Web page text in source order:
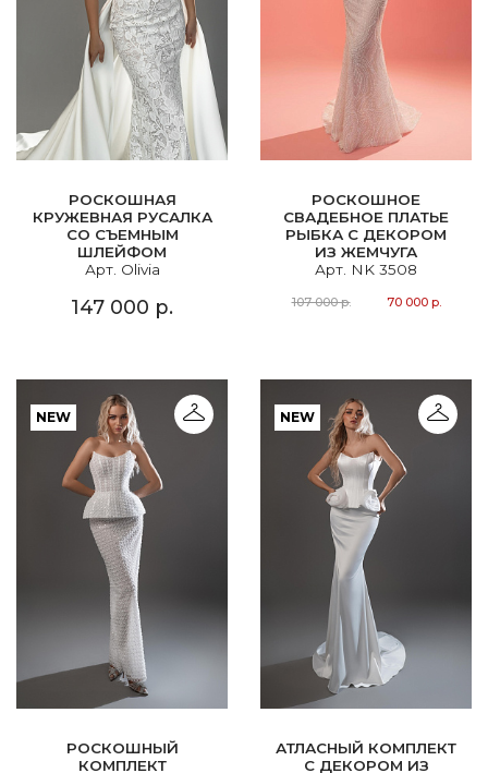
РОСКОШНАЯ
КРУЖЕВНАЯ РУСАЛКА
СО СЪЕМНЫМ
ШЛЕЙФОМ
Арт. Olivia
147 000 р.
РОСКОШНОЕ
СВАДЕБНОЕ ПЛАТЬЕ
РЫБКА С ДЕКОРОМ
ИЗ ЖЕМЧУГА
Арт. NK 3508
107 000 р. 70 000 р.
NEW
РОСКОШНЫЙ
КОМПЛЕКТ
NEW
АТЛАСНЫЙ КОМПЛЕКТ
C ДЕКОРОМ ИЗ